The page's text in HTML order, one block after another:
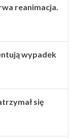
reanimacja.
wypadek
się